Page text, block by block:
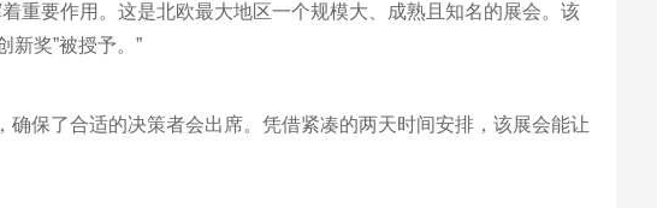
重要作用。这是北欧最大地区一个规模大、成熟且知名的展会。该
新奖”被授予。”
保了合适的决策者会出席。凭借紧凑的两天时间安排，该展会能让